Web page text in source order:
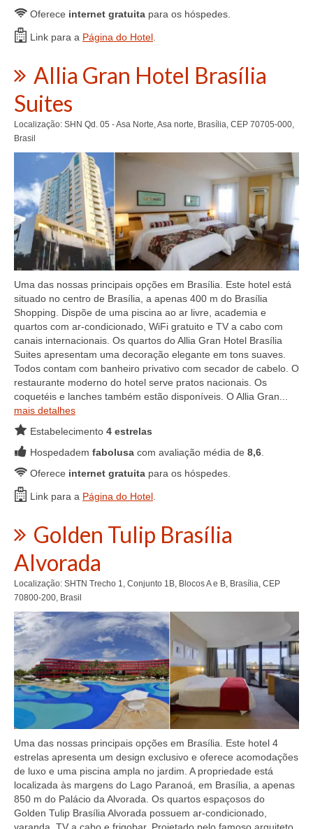
Oferece internet gratuita para os hóspedes.
Link para a Página do Hotel
Allia Gran Hotel Brasília
Suites
Localização: SHN Qd. 05 - Asa Norte, Asa norte, Brasília, CEP 70705-000,
Brasil
Uma das nossas principais opções em Brasília. Este hotel está
situado no centro de Brasília, a apenas 400 m do Brasília
Shopping. Dispõe de uma piscina ao ar livre, academia e
quartos com ar-condicionado, WiFi gratuito e TV a cabo com
canais internacionais. Os quartos do Allia Gran Hotel Brasília
Suites apresentam uma decoração elegante em tons suaves.
Todos contam com banheiro privativo com secador de cabelo. O
restaurante moderno do hotel serve pratos nacionais. Os
coquetéis e lanches também estão disponíveis. O Allia Gran...
mais detalhes
Estabelecimento 4 estrelas
Hospedadem fabolusa com avaliação média de 8,6
Oferece internet gratuita para os hóspedes.
Link para a Página do Hotel
Golden Tulip Brasília
Alvorada
Localização: SHTN Trecho 1, Conjunto 1B, Blocos A e B, Brasília, CEP
70800-200, Brasil
Uma das nossas principais opções em Brasília. Este hotel 4
estrelas apresenta um design exclusivo e oferece acomodações
de luxo e uma piscina ampla no jardim. A propriedade está
localizada às margens do Lago Paranoá, em Brasília, a apenas
850 m do Palácio da Alvorada. Os quartos espaçosos do
Golden Tulip Brasília Alvorada possuem ar-condicionado,